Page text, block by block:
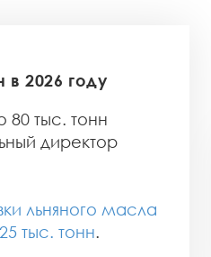
2026 году
80 тыс. тонн
директор
льняного масла
тыс. тонн.